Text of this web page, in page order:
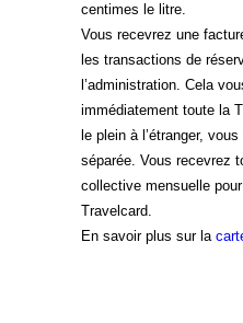
centimes le litre.
Vous recevrez une
les transactions de
l’administration. Cela
immédiatement toute la
le plein à l’étranger,
séparée. Vous recevrez
collective mensuelle
Travelcard.
En savoir plus sur la